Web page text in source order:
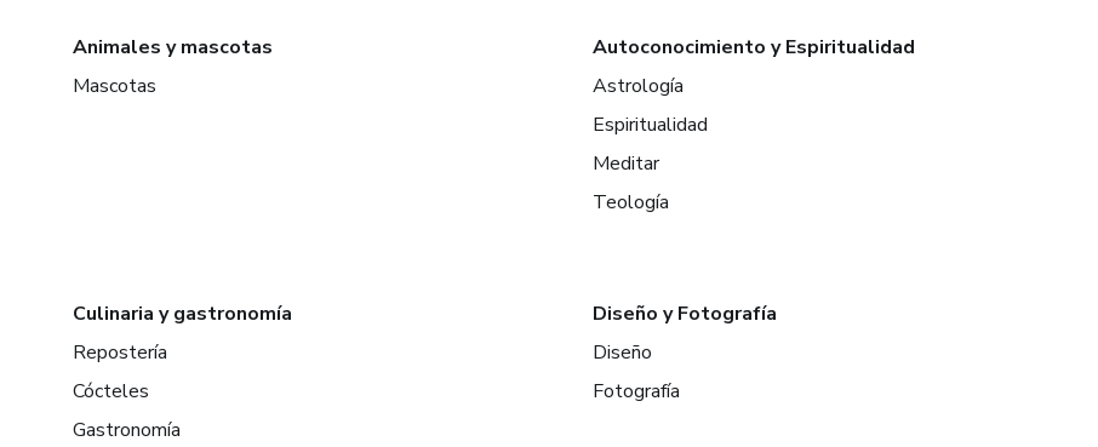
Animales y mascotas
Mascotas
Autoconocimiento y Espiritualidad
Astrología
Espiritualidad
Meditar
Teología
Culinaria y gastronomía
Repostería
Cócteles
Gastronomía
Diseño y Fotografía
Diseño
Fotografía